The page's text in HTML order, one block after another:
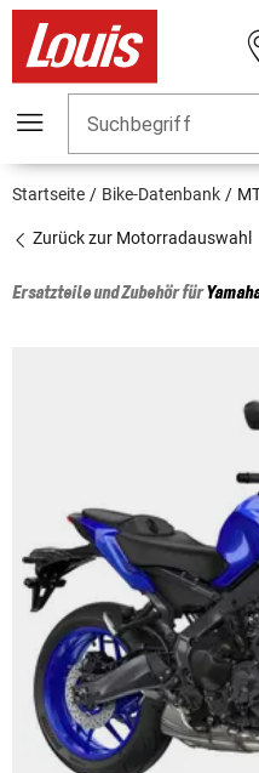
Suchbegriff
Startseite Bike-Datenbank
Zurück zur Motorradauswahl
Ersatzteile und Zubehör für